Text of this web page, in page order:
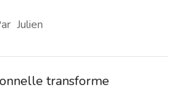
Julien
transforme